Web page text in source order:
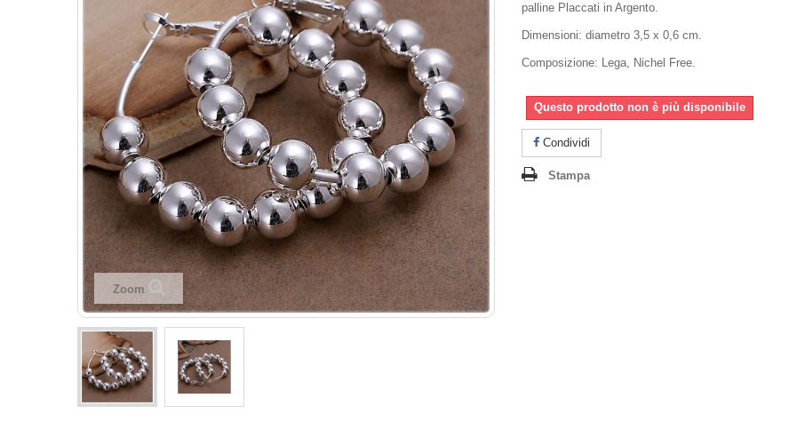
Zoom
palline Placcati in Argento.
Dimensioni: diametro 3,5 x 0,6 cm.
Composizione: Lega, Nichel Free.
Questo prodotto non è più disponibile
Condividi
Stampa